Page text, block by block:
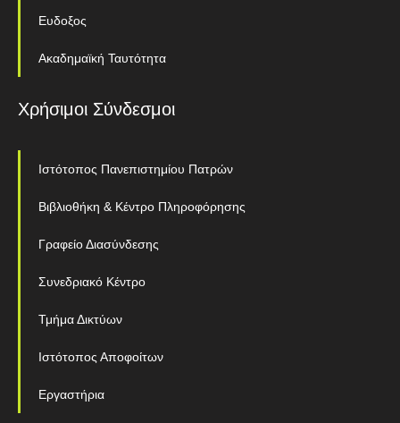
Ευδοξος
Ακαδημαϊκή Ταυτότητα
Χρήσιμοι Σύνδεσμοι
Ιστότοπος Πανεπιστημίου Πατρών
Βιβλιοθήκη & Κέντρο Πληροφόρησης
Γραφείο Διασύνδεσης
Συνεδριακό Κέντρο
Τμήμα Δικτύων
Ιστότοπος Αποφοίτων
Εργαστήρια